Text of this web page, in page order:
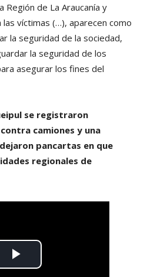
Región de La Araucanía y
víctimas (…), aparecen como
la seguridad de la sociedad,
la seguridad de los
asegurar los fines del
se registraron
camiones y una
pancartas en que
regionales de